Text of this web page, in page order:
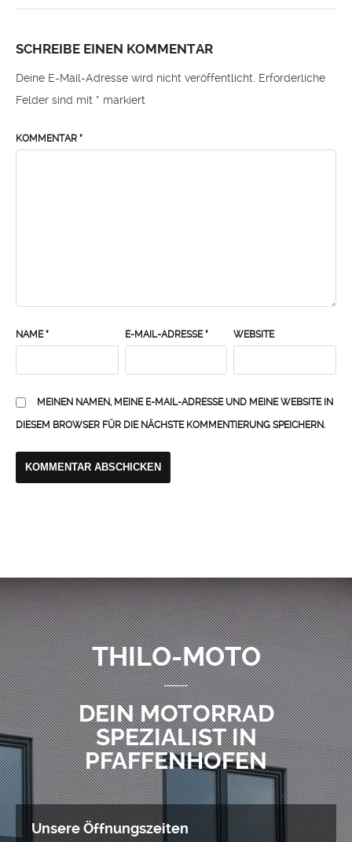
SCHREIBE EINEN KOMMENTAR
Deine E-Mail-Adresse wird nicht veröffentlicht. Erforderliche
Felder sind mit * markiert
KOMMENTAR *
NAME* E-MAIL-ADRESSE* WEBSITE
MEINEN NAMEN, MEINE E-MAIL-ADRESSE UND MEINE WEBSITE IN
DIESEM BROWSER FÜR DIE NÄCHSTE KOMMENTIERUNG SPEICHERN.
THILO-MOTO
DEIN MOTORRAD
SPEZIALIST IN
PFAFFENHOFEN
Unsere Öffnungszeiten